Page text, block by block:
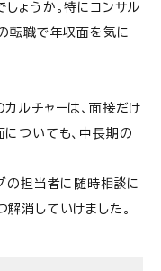
ょうか。特にコンサル
転職で年収面を気に
ルチャーは、面接だけ
ついても、中長期の
の担当者に随時相談に
消していけました。